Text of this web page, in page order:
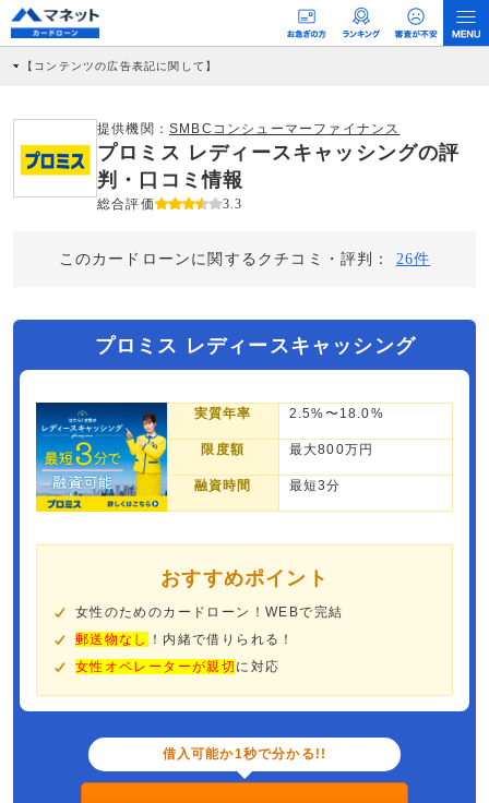
【コンテンツの広告表記に関して】
社に対して企業から紹介報酬が支払われるという収益モデルです。 ただし、特定の
商品を根拠なくPRするものではなく、当編集部の調査／ユーザーへの口コミ収集な
どに基づき、公平性を担保した情報提供を行っています。
>提携企業一覧
提供機関： SMBCコンシューマーファイナンス
プロミス レディースキャッシングの評
判・口コミ情報
総合評価 3.3
このカードローンに関するクチコミ・評判： 26件
プロミス レディースキャッシング
実質年率 2.5%〜18.0%
限度額 最大800万円
融資時間 最短3分
おすすめポイント
女性のためのカードローン！WEBで完結
郵送物なし
！内緒で借りられる！
女性オペレーターが親切 に対応
借入可能か1秒で分かる!!